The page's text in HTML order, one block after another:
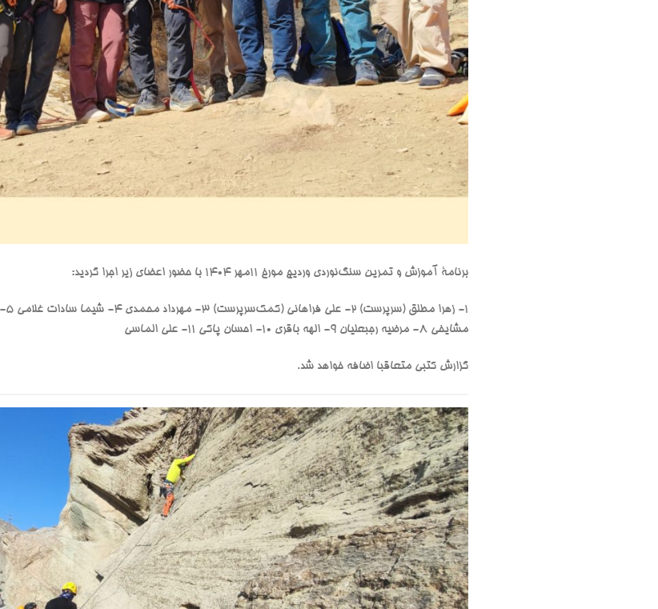
برنامۀ آموزش و تمرین سنگ‌نوردی وردیج مورخ ۱۱مهر ۱۴۰۴ با حضور اعضای زیر اجرا گردید:
مشایخی ۸- ⁠مرضیه رجبعلیان ۹- ⁠الهه باقری ۱۰- ⁠احسان پاکی ۱۱- ⁠علی الماسی
گزارش کتبی متعاقبا اضافه خواهد شد.